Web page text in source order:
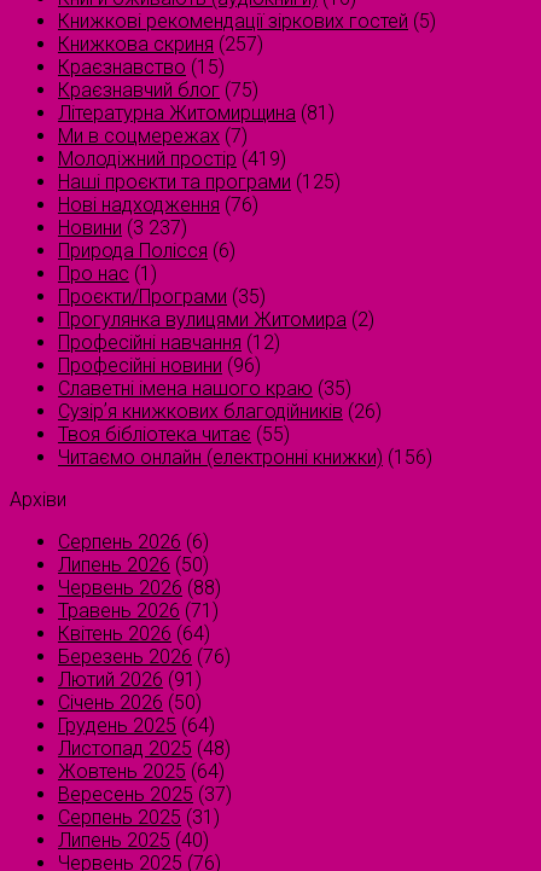
Книжкові рекомендації зіркових гостей (5)
Книжкова скриня (257)
Краєзнавство (15)
Краєзнавчий блог (75)
Літературна Житомирщина (81)
Ми в соцмережах (7)
Молодіжний простір (419)
Наші проєкти та програми (125)
Нові надходження (76)
Новини (3 237)
Природа Полісся (6)
Про нас (1)
Проєкти/Програми (35)
Прогулянка вулицями Житомира (2)
Професійні навчання (12)
Професійні новини (96)
Славетні імена нашого краю (35)
Сузірʼя книжкових благодійників (26)
Твоя бібліотека читає (55)
Читаємо онлайн (електронні книжки) (156)
Архіви
Серпень 2026 (6)
Липень 2026 (50)
Червень 2026 (88)
Травень 2026 (71)
Квітень 2026 (64)
Березень 2026 (76)
Лютий 2026 (91)
Січень 2026 (50)
Грудень 2025 (64)
Листопад 2025 (48)
Жовтень 2025 (64)
Вересень 2025 (37)
Серпень 2025 (31)
Липень 2025 (40)
Червень 2025 (76)